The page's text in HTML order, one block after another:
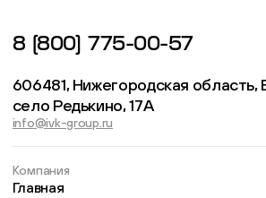
8 (800) 775-00-57
606481, Нижегородская область,
село Редькино, 17А
info@ivk-group.ru
Компания
Главная